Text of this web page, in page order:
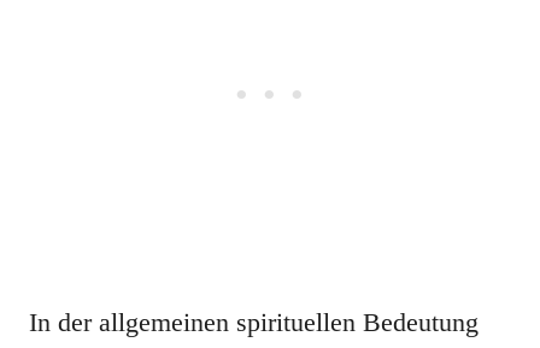
In der allgemeinen spirituellen Bedeutung